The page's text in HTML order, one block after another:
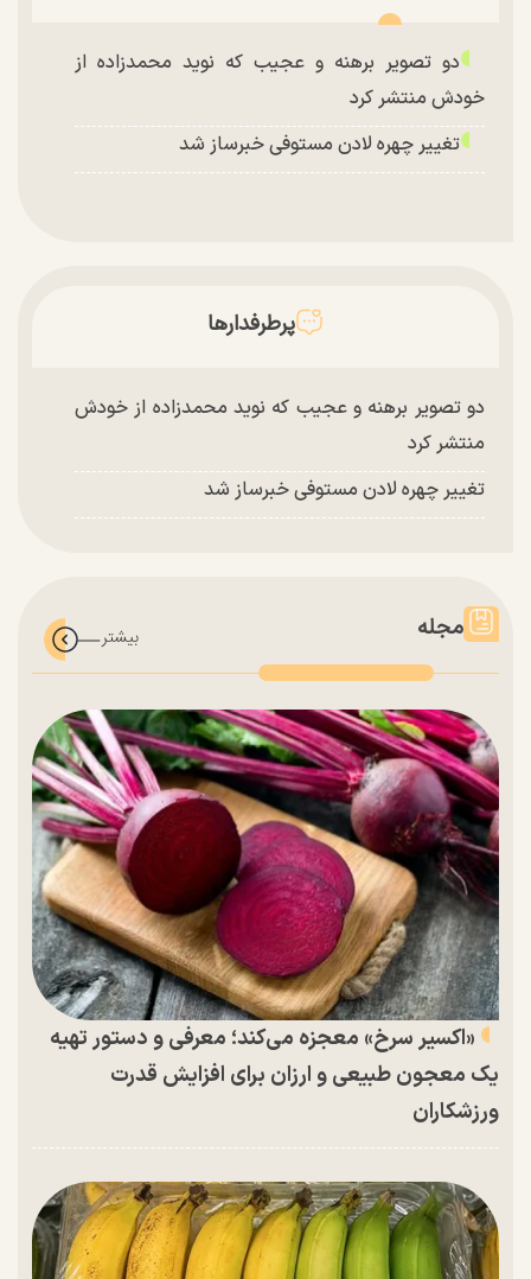
دو تصویر برهنه و عجیب که نوید محمدزاده از
خودش منتشر کرد
تغییر چهره لادن مستوفی خبرساز شد
پرطرفدارها
دو تصویر برهنه و عجیب که نوید محمدزاده از خودش
منتشر کرد
تغییر چهره لادن مستوفی خبرساز شد
مجله
«اکسیر سرخ» معجزه می‌کند؛ معرفی و دستور تهیه
یک معجون طبیعی و ارزان برای افزایش قدرت
ورزشکاران